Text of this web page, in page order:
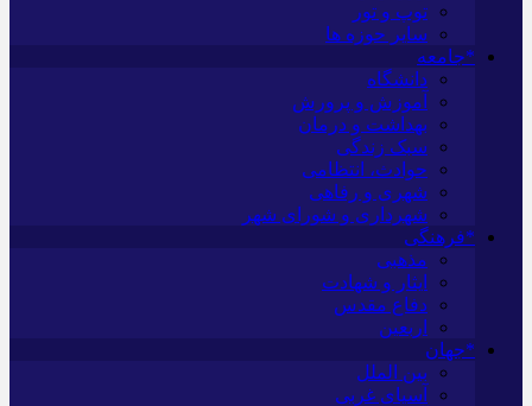
توپ و تور
سایر حوزه ها
*جامعه
دانشگاه
آموزش و پرورش
بهداشت و درمان
سبک زندگی
حوادث، انتظامی
شهری و رفاهی
شهرداری و شورای شهر
*فرهنگی
مذهبی
ایثار و شهادت
دفاع مقدس
اربعین
*جهان
بین الملل
آسیای غربی